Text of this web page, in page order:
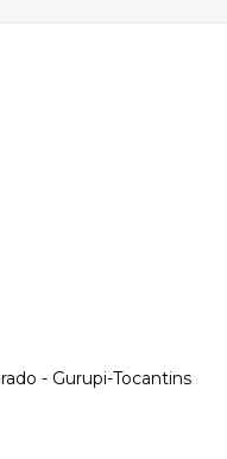
- Gurupi-Tocantins